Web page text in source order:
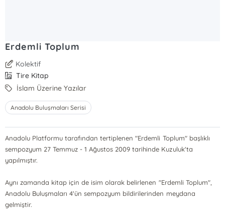
Erdemli Toplum
Kolektif
Tire Kitap
İslam Üzerine Yazılar
Anadolu Buluşmaları Serisi
Anadolu Platformu tarafından tertiplenen "Erdemli Toplum" başlıklı
sempozyum 27 Temmuz - 1 Ağustos 2009 tarihinde Kuzuluk'ta
yapılmıştır.
Aynı zamanda kitap için de isim olarak belirlenen "Erdemli Toplum",
Anadolu Buluşmaları 4'ün sempozyum bildirilerinden meydana
gelmiştir.